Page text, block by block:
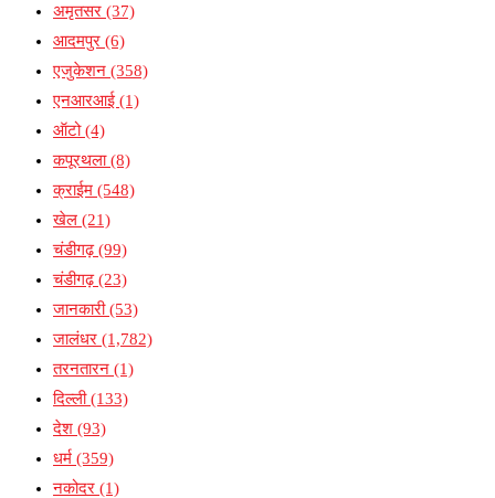
अमृतसर (37)
आदमपुर (6)
एजुकेशन (358)
एनआरआई (1)
ऑटो(4)
कपूरथला(8)
क्राईम (548)
खेल (21)
चंडीगढ़(99)
चंडीगढ़(23)
जानकारी(53)
जालंधर (1,782)
तरनतारन (1)
दिल्ली(133)
देश (93)
धर्म (359)
नकोदर (1)